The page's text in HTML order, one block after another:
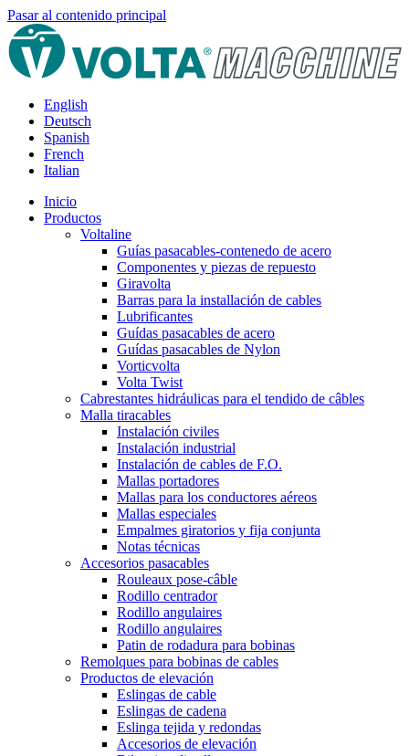
Pasar al contenido principal
English
Deutsch
Spanish
French
Italian
Inicio
Productos
Voltaline
Guías pasacables-contenedo de acero
Componentes y piezas de repuesto
Giravolta
Barras para la installación de cables
Lubrificantes
Guídas pasacables de acero
Guídas pasacables de Nylon
Vorticvolta
Volta Twist
Cabrestantes hidráulicas para el tendido de câbles
Malla tiracables
Instalación civiles
Instalación industrial
Instalación de cables de F.O.
Mallas portadores
Mallas para los conductores aéreos
Mallas especiales
Empalmes giratorios y fija conjunta
Notas técnicas
Accesorios pasacables
Rouleaux pose-câble
Rodillo centrador
Rodillo angulaires
Rodillo angulaires
Patin de rodadura para bobinas
Remolques para bobinas de cables
Productos de elevación
Eslingas de cable
Eslingas de cadena
Eslinga tejida y redondas
Accesorios de elevación